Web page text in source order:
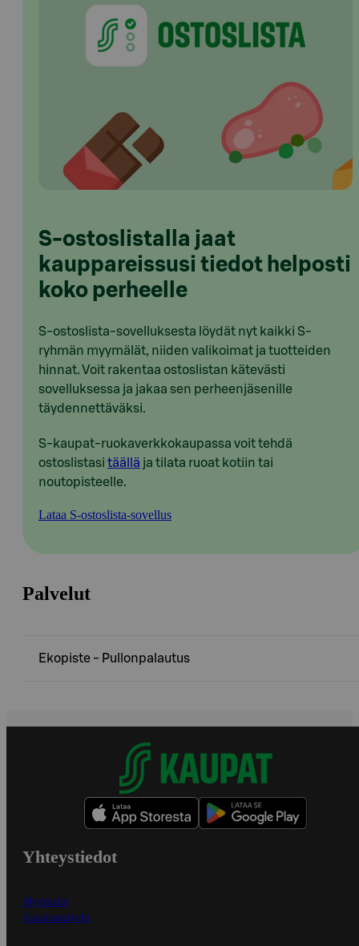
S-ostoslistalla jaat
kauppareissusi tiedot helposti
koko perheelle
S-ostoslista-sovelluksesta löydät nyt kaikki S-
ryhmän myymälät, niiden valikoimat ja tuotteiden
hinnat. Voit rakentaa ostoslistan kätevästi
sovelluksessa ja jakaa sen perheenjäsenille
täydennettäväksi.
S-kaupat-ruokaverkkokaupassa voit tehdä
ostoslistasi täällä ja tilata ruoat kotiin tai
noutopisteelle.
Lataa S-ostoslista-sovellus
Palvelut
Ekopiste - Pullonpalautus
Yhteystiedot
Myymälät
Asiakaspalvelu